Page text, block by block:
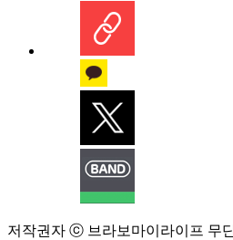
저작권자 ⓒ 브라보마이라이프 무